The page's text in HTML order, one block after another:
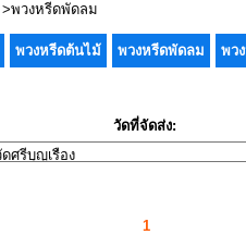
>พวงหรีดพัดลม
พวงหรีดต้นไม้ พวงหรีดพัดลม พว
วัดที่จัดส่ง:
1